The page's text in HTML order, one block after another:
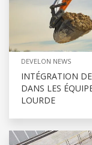
DEVELON NEWS
INTÉGRATION
DANS LES
LOURDE